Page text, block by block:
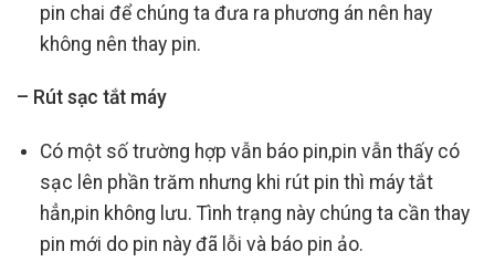
pin chai để chúng ta đưa ra phương án nên hay
không nên thay pin.
– Rút sạc tắt máy
Có một số trường hợp vẫn báo pin,pin vẫn thấy có
sạc lên phần trăm nhưng khi rút pin thì máy tắt
hẳn,pin không lưu. Tình trạng này chúng ta cần thay
pin mới do pin này đã lỗi và báo pin ảo.